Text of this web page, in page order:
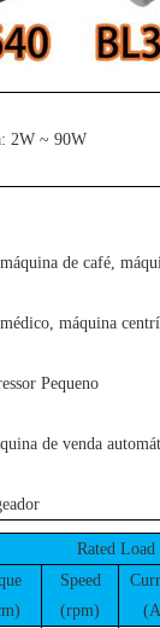
2W ~ 90W
de café,
máquina
Pequeno
de venda
Rated Load
Speed
(rpm)